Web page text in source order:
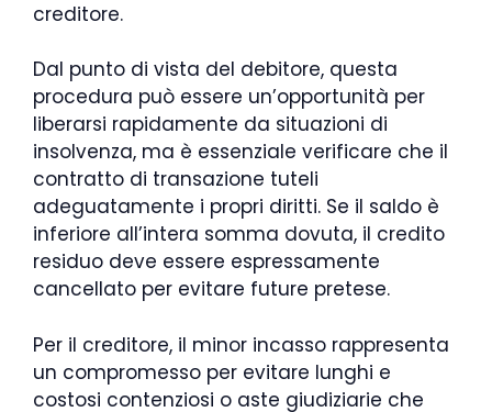
creditore.
Dal punto di vista del debitore, questa
procedura può essere un’opportunità per
liberarsi rapidamente da situazioni di
insolvenza, ma è essenziale verificare che il
contratto di transazione tuteli
adeguatamente i propri diritti. Se il saldo è
inferiore all’intera somma dovuta, il credito
residuo deve essere espressamente
cancellato per evitare future pretese.
Per il creditore, il minor incasso rappresenta
un compromesso per evitare lunghi e
costosi contenziosi o aste giudiziarie che